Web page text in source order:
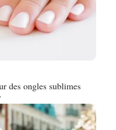
des ongles sublimes